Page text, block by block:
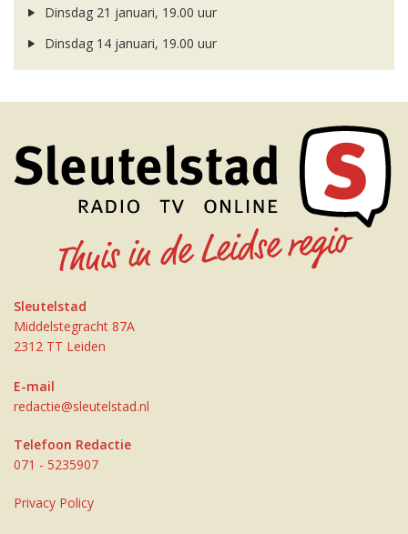
Dinsdag 21 januari, 19.00 uur
Dinsdag 14 januari, 19.00 uur
Sleutelstad
Middelstegracht 87A
2312 TT Leiden
E-mail
redactie@sleutelstad.nl
Telefoon Redactie
071 - 5235907
Privacy Policy